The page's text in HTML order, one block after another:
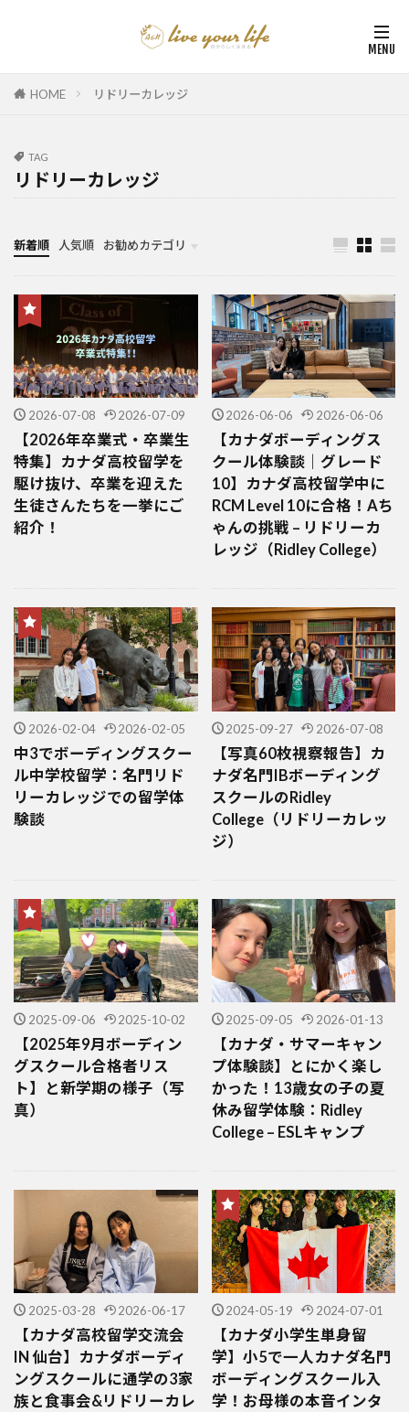
HOME リドリーカレッジ
TAG
リドリーカレッジ
新着順 人気順 お勧めカテゴリ
カナダ中学・高校留学
カナダ親子留学・教育移住
体験談（カナダ高校留学・親子移住）
カナダ留学カウンセリング内容実例集
2026-07-08 2026-07-09
【2026年卒業式・卒業生
特集】カナダ高校留学を
駆け抜け、卒業を迎えた
生徒さんたちを一挙にご
紹介！
2026-06-06 2026-06-06
【カナダボーディングス
クール体験談｜グレード
10】カナダ高校留学中に
RCM Level 10に合格！Aち
ゃんの挑戦 – リドリーカ
レッジ（Ridley College）
2026-02-04 2026-02-05
中3でボーディングスクー
ル中学校留学：名門リド
リーカレッジでの留学体
験談
2025-09-27 2026-07-08
【写真60枚視察報告】カ
ナダ名門IBボーディング
スクールのRidley
College（リドリーカレッ
ジ）
2025-09-06 2025-10-02
【2025年9月ボーディン
グスクール合格者リス
ト】と新学期の様子（写
真）
2025-09-05 2026-01-13
【カナダ・サマーキャン
プ体験談】とにかく楽し
かった！13歳女の子の夏
休み留学体験：Ridley
College – ESLキャンプ
2025-03-28 2026-06-17
【カナダ高校留学交流会
IN 仙台】カナダボーディ
ングスクールに通学の3家
族と食事会&リドリーカレ
2024-05-19 2024-07-01
【カナダ小学生単身留
学】小5で一人カナダ名門
ボーディングスクール入
学！お母様の本音インタ